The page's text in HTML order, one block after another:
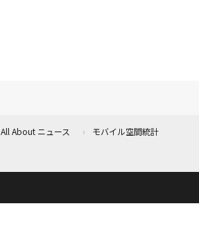
All About ニュース
モバイル空間統計